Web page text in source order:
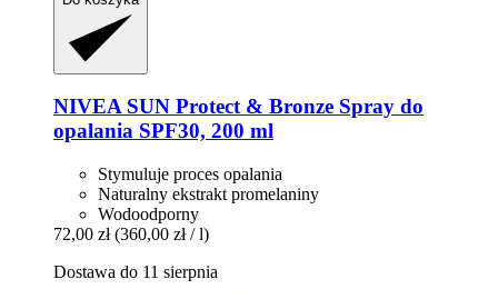
NIVEASUN Protect & Bronze Spray do
opalania SPF30, 200 ml
Stymuluje proces opalania
Naturalny ekstrakt promelaniny
Wodoodporny
72,00 zł (360,00 zł / l)
Dostawa do 11 sierpnia